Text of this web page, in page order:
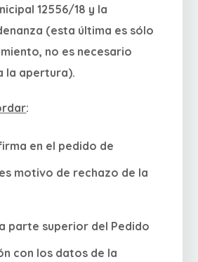
12556/18 y la
(esta última es sólo
no es necesario
la apertura).
:
en el pedido de
motivo de rechazo de la
parte superior del Pedido
con los datos de la